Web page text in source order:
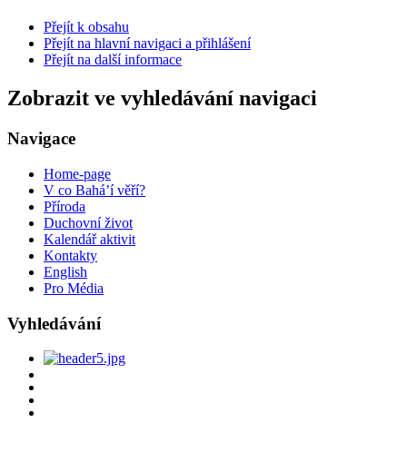
Přejít k obsahu
Přejít na hlavní navigaci a přihlášení
Přejít na další informace
Zobrazit ve vyhledávání navigaci
Navigace
Home-page
V co Bahá’í věří?
Příroda
Duchovní život
Kalendář aktivit
Kontakty
English
Pro Média
Vyhledávání